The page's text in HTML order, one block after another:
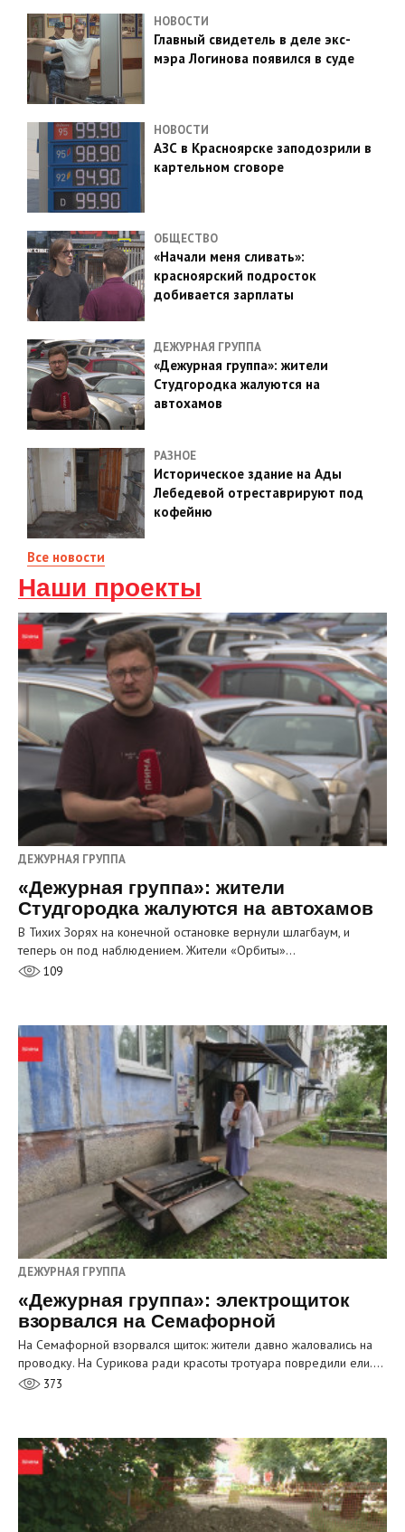
НОВОСТИ
Главный свидетель в деле экс-
мэра Логинова появился в суде
НОВОСТИ
АЗС в Красноярске заподозрили в
картельном сговоре
ОБЩЕСТВО
«Начали меня сливать»:
красноярский подросток
добивается зарплаты
ДЕЖУРНАЯ ГРУППА
«Дежурная группа»: жители
Студгородка жалуются на
автохамов
РАЗНОЕ
Историческое здание на Ады
Лебедевой отреставрируют под
кофейню
Все новости
Наши проекты
ДЕЖУРНАЯ ГРУППА
«Дежурная группа»: жители
Студгородка жалуются на автохамов
В Тихих Зорях на конечной остановке вернули шлагбаум, и
теперь он под наблюдением. Жители «Орбиты»…
109
ДЕЖУРНАЯ ГРУППА
«Дежурная группа»: электрощиток
взорвался на Семафорной
На Семафорной взорвался щиток: жители давно жаловались на
проводку. На Сурикова ради красоты тротуара повредили ели.…
373